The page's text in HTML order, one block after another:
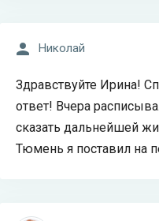
Николай
Здравствуйте Ирина!
ответ! Вчера
сказать дальнейшей
Тюмень я поставил на